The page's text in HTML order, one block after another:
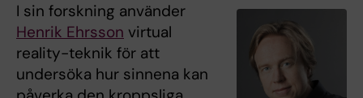
I sin forskning använder
Henrik Ehrsson virtual
reality-teknik för att
undersöka hur sinnena kan